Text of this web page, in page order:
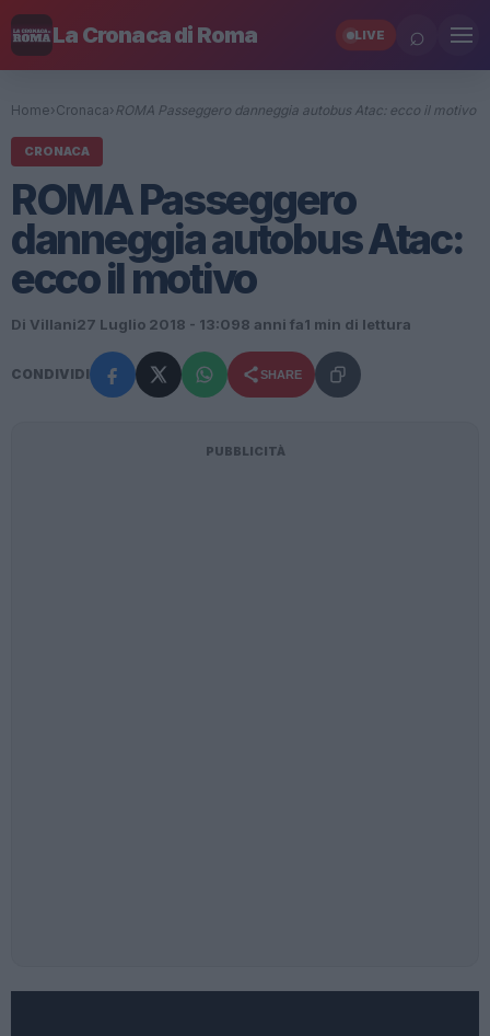
La Cronaca di Roma LIVE ⌕
Home› Cronaca› ROMA Passeggero danneggia autobus Atac: ecco il motivo
CRONACA
ROMA Passeggero
danneggia autobus Atac:
ecco il motivo
Di Villani27 Luglio 2018 - 13:098 anni fa1 min di lettura
CONDIVIDI SHARE
PUBBLICITÀ